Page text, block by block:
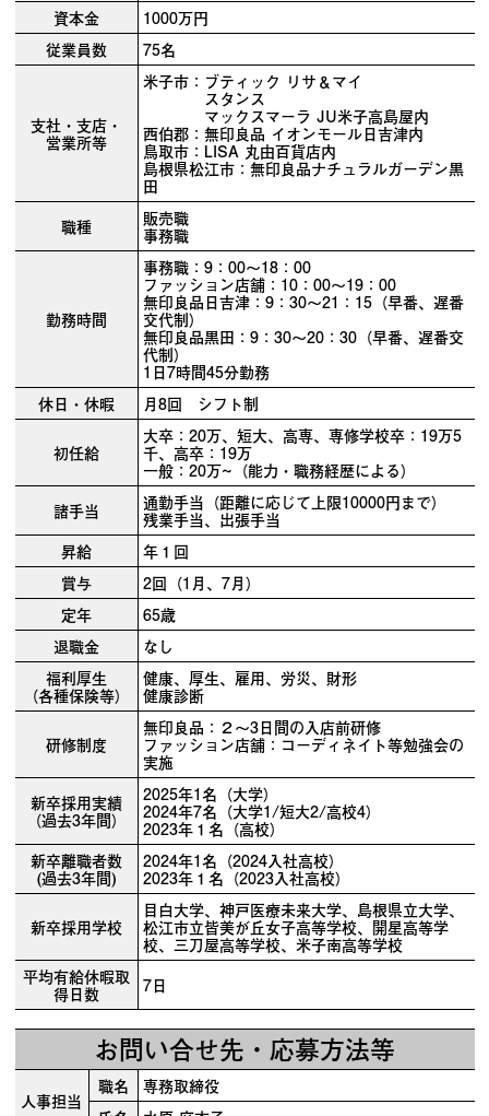
資本金
1000万円
従業員数
75名
支社・支店・
営業所等
米子市：ブティック リサ＆マイ
スタンス
マックスマーラ JU米子高島屋内
西伯郡：無印良品 イオンモール日吉津内
鳥取市：LISA 丸由百貨店内
島根県松江市：無印良品ナチュラルガーデン黒
田
職種
販売職
事務職
勤務時間
事務職：9：00～18：00
ファッション店舗：10：00～19：00
無印良品日吉津：9：30～21：15（早番、遅番
交代制）
無印良品黒田：9：30～20：30（早番、遅番交
代制）
1日7時間45分勤務
休日・休暇
月8回 シフト制
初任給
大卒：20万、短大、高専、専修学校卒：19万5
千、高卒：19万
一般：20万~（能力・職務経歴による）
諸手当
通勤手当（距離に応じて上限10000円まで）
残業手当、出張手当
昇給
年１回
賞与
2回（1月、7月）
定年
65歳
退職金
なし
福利厚生
（各種保険等）
健康、厚生、雇用、労災、財形
健康診断
研修制度
無印良品：２～3日間の入店前研修
ファッション店舗：コーディネイト等勉強会の
実施
新卒採用実績
（過去3年間）
2025年1名（大学）
2024年7名（大学1/短大2/高校4）
2023年１名（高校）
新卒離職者数
(過去3年間)
2024年1名（2024入社高校）
2023年１名（2023入社高校）
新卒採用学校
目白大学、神戸医療未来大学、島根県立大学、
松江市立皆美が丘女子高等学校、開星高等学
校、三刀屋高等学校、米子南高等学校
平均有給休暇取
得日数 7日
お問い合せ先・応募方法等
人事担当
職名
専務取締役